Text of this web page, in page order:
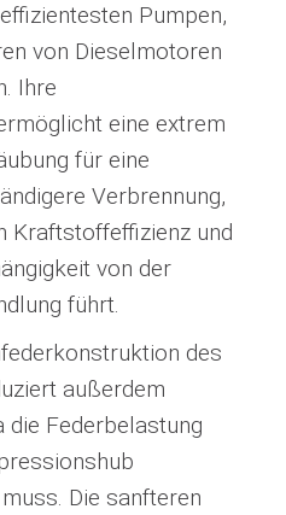
Pumpen,
von Dieselmotoren
Ihre
eine extrem
für eine
Verbrennung,
Kraftstoffeffizienz und
von der
führt.
des
außerdem
die Federbelastung
Die sanfteren